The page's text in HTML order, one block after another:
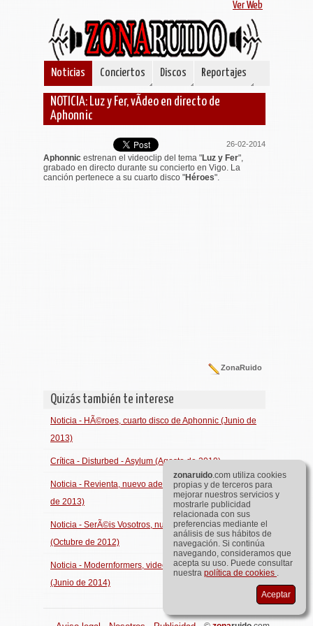
Ver Web
Noticias Conciertos Discos Reportajes
NOTICIA: Luz y Fer, vÃ­deo en directo de
Aphonnic
26-02-2014
Aphonnic estrenan el videoclip del tema "Luz y Fer",
grabado en directo durante su concierto en Vigo. La
canción pertenece a su cuarto disco "Héroes".
ZonaRuido
Quizás también te interese
Noticia - HÃ©roes, cuarto disco de Aphonnic (Junio de
2013)
Crítica - Disturbed - Asylum (Agosto de 2010)
Noticia - Revienta, nuevo adelanto de Xkrude (Marzo
de 2013)
Noticia - SerÃ©is Vosotros, nuevo vÃ­deo de Tenpel
(Octubre de 2012)
Noticia - Modernformers, videoclip de Bolu2 Death
(Junio de 2014)
zonaruido.com utiliza cookies
propias y de terceros para
mejorar nuestros servicios y
mostrarle publicidad
relacionada con sus
preferencias mediante el
análisis de sus hábitos de
navegación. Si continúa
navegando, consideramos que
acepta su uso. Puede consultar
nuestra política de cookies .
Aceptar